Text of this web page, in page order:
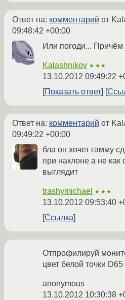
Ответ на: комментарий от
09:48:42 +00:00
Или погоди...
Kalashnikov ★★★
13.10.2012 09:49:22
Показать ответ
Ответ на: комментарий от
09:49:22 +00:00
бла он хочет гамму
при наклоне а не
выглядит
trashymichael ★★★
13.10.2012 09:53:40
Ссылка
Отпрофилируй
цвет белой точки D65
anonymous
13.10.2012 10:30:38